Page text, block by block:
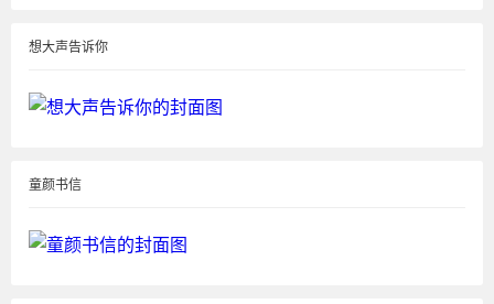
想大声告诉你
童颜书信